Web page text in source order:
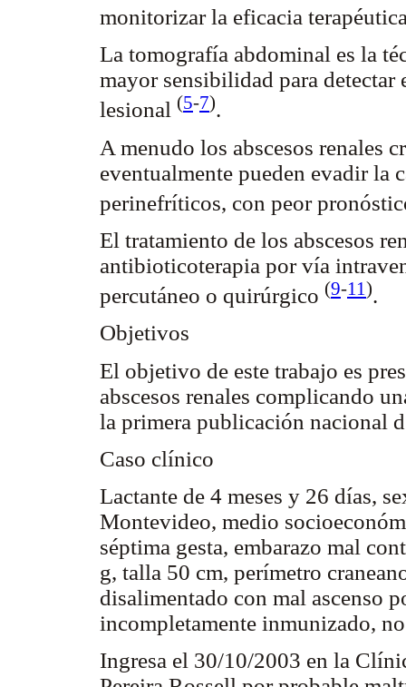
monitorizar la eficacia
La tomografía abdominal es la
mayor sensibilidad para
lesional (5-7).
A menudo los abscesos renales
eventualmente pueden evadir la
perinefríticos, con peor
El tratamiento de los abscesos
antibioticoterapia por vía
percutáneo o quirúrgico (9-11).
Objetivos
El objetivo de este trabajo es
abscesos renales complicando
la primera publicación nacional
Caso clínico
Lactante de 4 meses y 26 días,
Montevideo, medio
séptima gesta, embarazo mal
g, talla 50 cm, perímetro
disalimentado con mal ascenso
incompletamente inmunizado,
Ingresa el 30/10/2003 en la